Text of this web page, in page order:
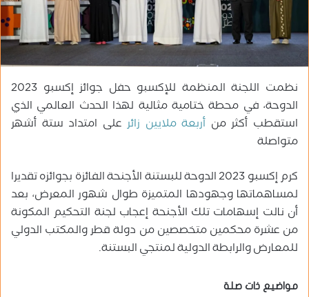
ت
و
ن
ا
نظمت اللجنة المنظمة للإكسبو حفل جوائز إكسبو 2023
الدوحة، في محطة ختامية مثالية لهذا الحدث العالمي الذي
استقطب أكثر من أربعة ملايين زائرعلى امتداد ستة أشهر
متواصلة
كرم إكسبو 2023 الدوحة للبستنة الأجنحة الفائزة بجوائزه تقديرا
لمساهماتها وجهودها المتميزة طوال شهور المعرض، بعد
أن نالت إسهامات تلك الأجنحة إعجاب لجنة التحكيم المكونة
من عشرة محكمين متخصصين من دولة قطر والمكتب الدولي
للمعارض والرابطة الدولية لمنتجي البستنة.
مواضيع ذات صلة